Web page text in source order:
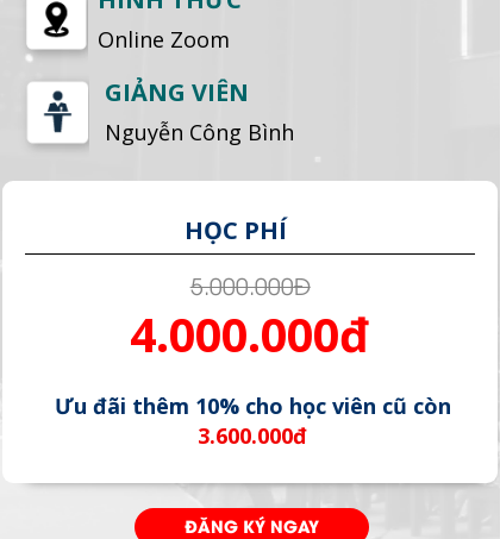
Online Zoom
GIẢNG VIÊN
Nguyễn Công Bình
HỌC PHÍ
4.000.000đ
5.000.000Đ
Ưu đãi thêm 10% cho học viên cũ còn
3.600.000đ
ĐĂNG KÝ NGAY